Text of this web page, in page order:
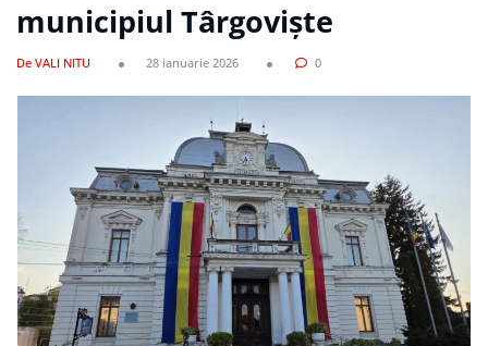
municipiul Târgoviște
De VALI NITU 28 ianuarie 2026 0